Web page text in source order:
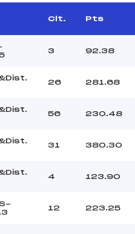
Clt. Pts
3 92.38
26 281.68
56 230.48
31 380.30
4 123.90
12 223.25